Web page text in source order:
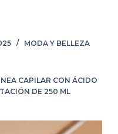
MODA Y BELLEZA
CAPILAR CON ÁCIDO
DE 250 ML